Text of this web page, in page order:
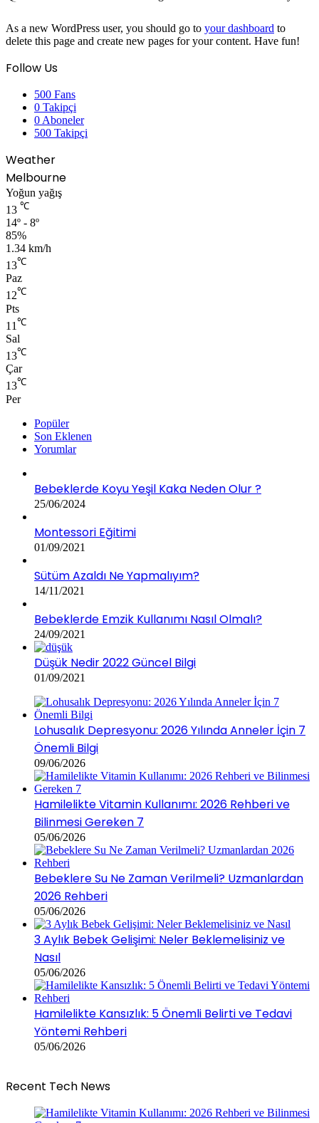
As a new WordPress user, you should go to your dashboard to
delete this page and create new pages for your content. Have fun!
Follow Us
500 Fans
0 Takipçi
0 Aboneler
500 Takipçi
Weather
Melbourne
Yoğun yağış
13 ℃
14º - 8º
85%
1.34 km/h
13℃
Paz
12℃
Pts
11 ℃
Sal
13℃
Çar
13℃
Per
Popüler
Son Eklenen
Yorumlar
Bebeklerde Koyu Yeşil Kaka Neden Olur ?
25/06/2024
Montessori Eğitimi
01/09/2021
Sütüm Azaldı Ne Yapmalıyım?
14/11/2021
Bebeklerde Emzik Kullanımı Nasıl Olmalı?
24/09/2021
Düşük Nedir 2022 Güncel Bilgi
01/09/2021
Lohusalık Depresyonu: 2026 Yılında Anneler İçin 7
Önemli Bilgi
09/06/2026
Hamilelikte Vitamin Kullanımı: 2026 Rehberi ve
Bilinmesi Gereken 7
05/06/2026
Bebeklere Su Ne Zaman Verilmeli? Uzmanlardan
2026 Rehberi
05/06/2026
3 Aylık Bebek Gelişimi: Neler Beklemelisiniz ve
Nasıl
05/06/2026
Hamilelikte Kansızlık: 5 Önemli Belirti ve Tedavi
Yöntemi Rehberi
05/06/2026
Recent Tech News